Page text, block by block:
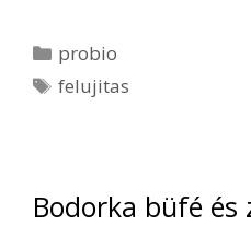
Kategória
probio
Címkék
felujitas
Bodorka büfé és